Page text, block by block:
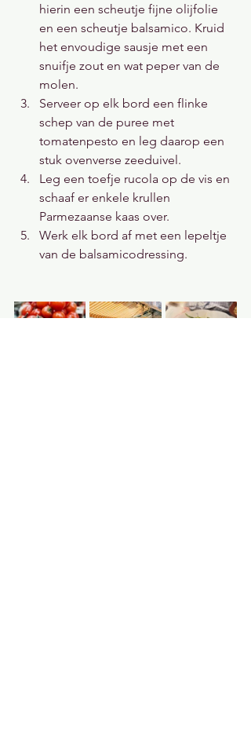
hierin een scheutje fijne olijfolie
en een scheutje balsamico. Kruid
het envoudige sausje met een
snuifje zout en wat peper van de
molen.
Serveer op elk bord een flinke
schep van de puree met
tomatenpesto en leg daarop een
stuk ovenverse zeeduivel.
Leg een toefje rucola op de vis en
schaaf er enkele krullen
Parmezaanse kaas over.
Werk elk bord af met een lepeltje
van de balsamicodressing.